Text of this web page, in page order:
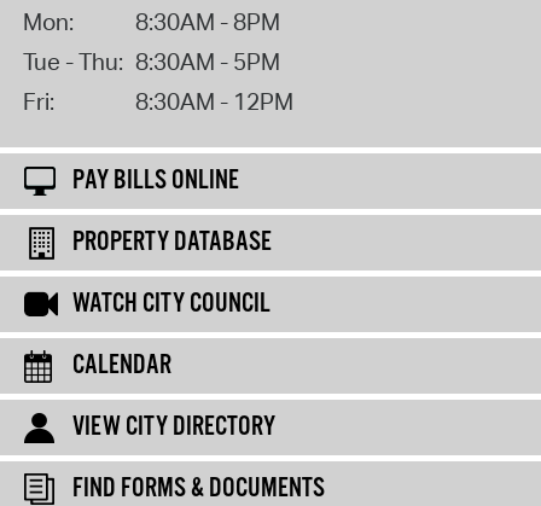
Mon:
8:30AM - 8PM
Tue - Thu: 8:30AM - 5PM
Fri:
8:30AM - 12PM
PAY BILLS ONLINE
PROPERTY DATABASE
WATCH CITY COUNCIL
CALENDAR
VIEW CITY DIRECTORY
FIND FORMS & DOCUMENTS